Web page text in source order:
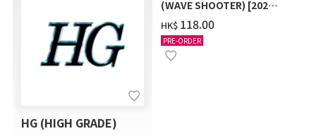
HG (HIGH GRADE)
(WAVE SHOOTER) [2026
年10月發送]
HK$ ‌118.00
PRE-ORDER